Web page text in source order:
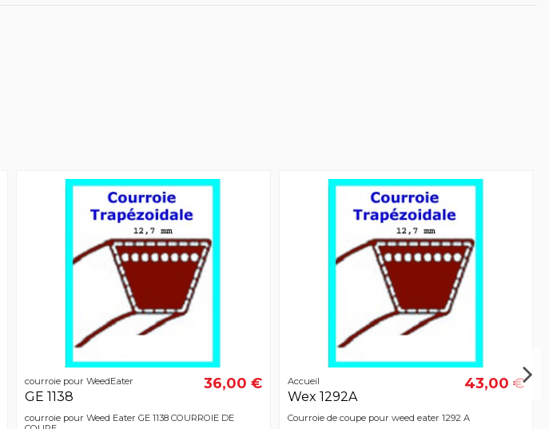
courroie pour WeedEater
GE 1138
36,00 €
courroie pour Weed Eater GE 1138 COURROIE DE
Accueil
Wex 1292A
43,00 €
Courroie de coupe pour weed eater 1292 A